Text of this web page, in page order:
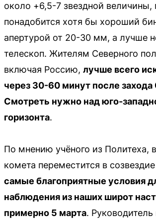
около +6,5-7 звездной величины,
понадобится хотя бы хороший
апертурой от 20-30 мм, а лучше
телескоп. Жителям Северного
включая Россию, лучше всего
через 30-60 минут после
Смотреть нужно над юго-
горизонта.
По мнению учёного из Политеха,
комета переместится в
самые благоприятные условия
наблюдения из наших широт
примерно 5 марта.